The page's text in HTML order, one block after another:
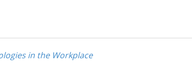
in the Workplace